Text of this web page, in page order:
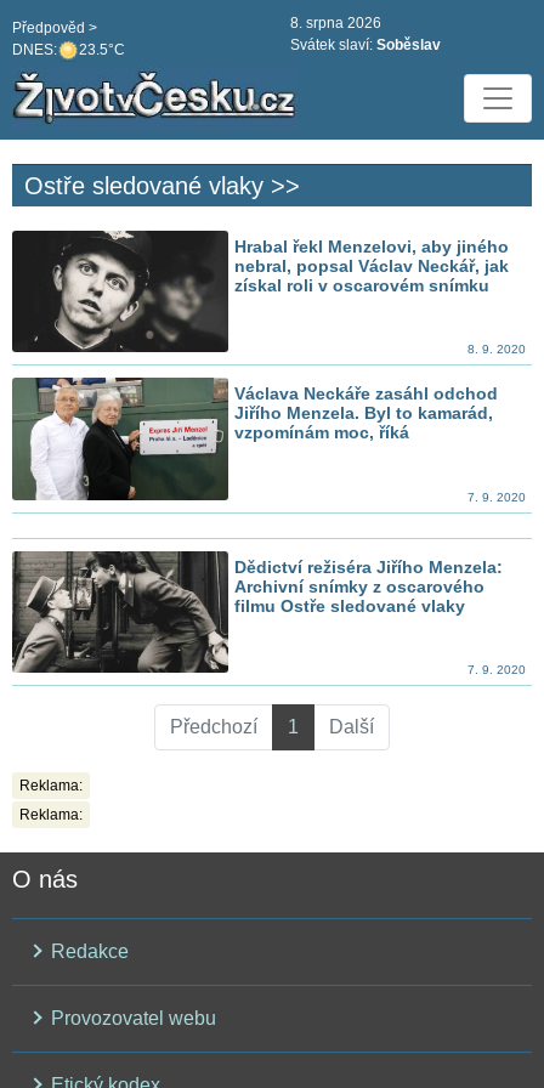
DNES: 23.5°C
Předpověd >
8. srpna 2026
Svátek slaví: Soběslav
Ostře sledované vlaky >>
Hrabal řekl Menzelovi, aby jiného
nebral, popsal Václav Neckář, jak
získal roli v oscarovém snímku
8. 9. 2020
Václava Neckáře zasáhl odchod
Jiřího Menzela. Byl to kamarád,
vzpomínám moc, říká
7. 9. 2020
Dědictví režiséra Jiřího Menzela:
Archivní snímky z oscarového
filmu Ostře sledované vlaky
7. 9. 2020
Předchozí 1 Další
Reklama:
Reklama:
O nás
Redakce
Provozovatel webu